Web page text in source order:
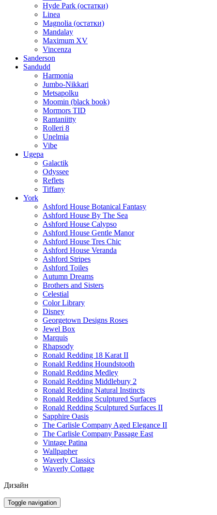
Hyde Park (остатки)
Linea
Magnolia (остатки)
Mandalay
Maximum XV
Vincenza
Sanderson
Sandudd
Harmonia
Jumbo-Nikkari
Metsapolku
Moomin (black book)
Mormors TID
Rantaniitty
Rolleri 8
Unelmia
Vibe
Ugepa
Galactik
Odyssee
Reflets
Tiffany
York
Ashford House Botanical Fantasy
Ashford House By The Sea
Ashford House Calypso
Ashford House Gentle Manor
Ashford House Tres Chic
Ashford House Veranda
Ashford Stripes
Ashford Toiles
Autumn Dreams
Brothers and Sisters
Celestial
Color Library
Disney
Georgetown Designs Roses
Jewel Box
Marquis
Rhapsody
Ronald Redding 18 Karat II
Ronald Redding Houndstooth
Ronald Redding Medley
Ronald Redding Middlebury 2
Ronald Redding Natural Instincts
Ronald Redding Sculptured Surfaces
Ronald Redding Sculptured Surfaces II
Sapphire Oasis
The Carlisle Company Aged Elegance II
The Carlisle Company Passage East
Vintage Patina
Wallpapher
Waverly Classics
Waverly Cottage
Дизайн
Toggle navigation